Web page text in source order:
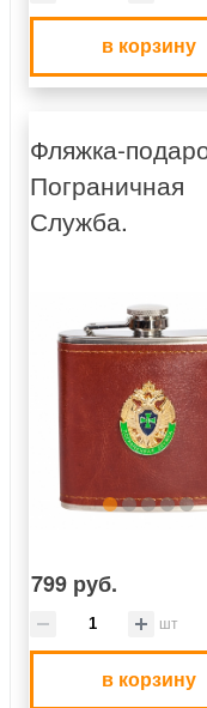
в корзину
Фляжка-
Пограничная
Служба.
799 руб.
шт
в корзину